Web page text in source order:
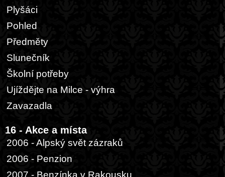
Plyšáci
Pohled
Předměty
Slunečník
Školní potřeby
Ujíždějte na Milce - výhra
Zavazadla
16 - Akce a místa
2006 - Alpský svět zázraků
2006 - Penzion
2007 - Benzínka v Rakousku